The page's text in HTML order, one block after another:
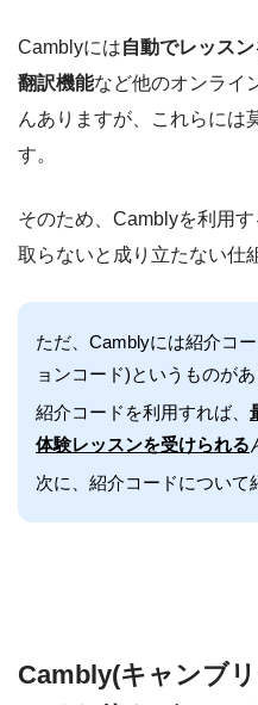
Camblyには自動でレッス
翻訳機能など他のオンライ
んありますが、これらには
す。
そのため、Camblyを利用
取らないと成り立たない仕
ただ、Camblyには紹介コ
ョンコード)というものがあ
紹介コードを利用すれば、
体験レッスンを受けられる
次に、紹介コードについて
Cambly(キャンブ